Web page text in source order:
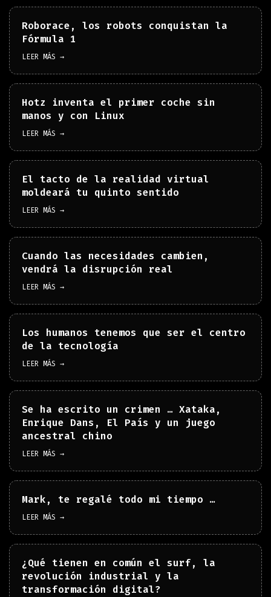
Roborace, los robots conquistan la
Fórmula 1
LEER MÁS →
Hotz inventa el primer coche sin
manos y con Linux
LEER MÁS →
El tacto de la realidad virtual
moldeará tu quinto sentido
LEER MÁS →
Cuando las necesidades cambien,
vendrá la disrupción real
LEER MÁS →
Los humanos tenemos que ser el centro
de la tecnología
LEER MÁS →
Se ha escrito un crimen … Xataka,
Enrique Dans, El País y un juego
ancestral chino
LEER MÁS →
Mark, te regalé todo mi tiempo …
LEER MÁS →
¿Qué tienen en común el surf, la
revolución industrial y la
transformación digital?